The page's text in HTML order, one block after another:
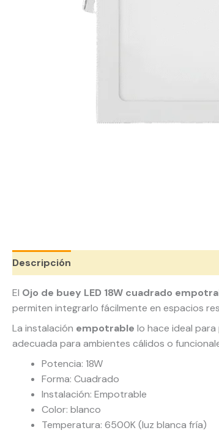
Descripción
El Ojo de buey LED 18W cuadrado
permiten integrarlo fácilmente en espacios
La instalación empotrable lo hace ideal
adecuada para ambientes cálidos o
Potencia: 18W
Forma: Cuadrado
Instalación: Empotrable
Color: blanco
Temperatura: 6500K (luz blanca fría)